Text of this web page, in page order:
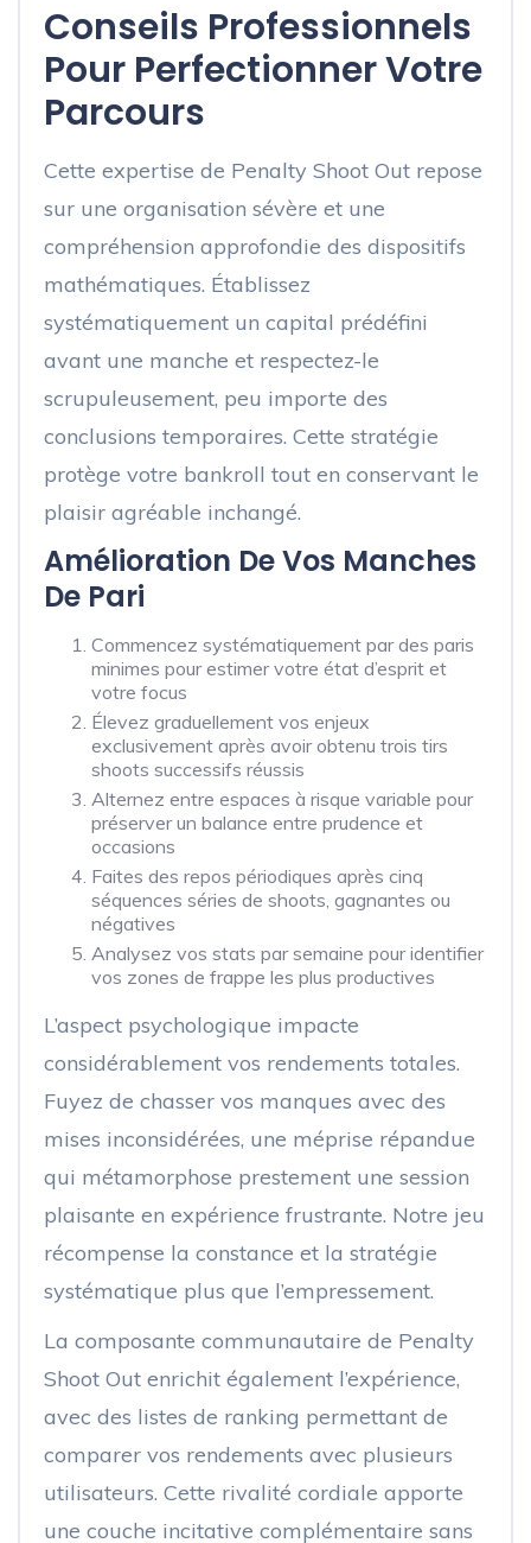
Conseils Professionnels
Pour Perfectionner Votre
Parcours
Cette expertise de Penalty Shoot Out repose
sur une organisation sévère et une
compréhension approfondie des dispositifs
mathématiques. Établissez
systématiquement un capital prédéfini
avant une manche et respectez-le
scrupuleusement, peu importe des
conclusions temporaires. Cette stratégie
protège votre bankroll tout en conservant le
plaisir agréable inchangé.
Amélioration De Vos Manches
De Pari
Commencez systématiquement par des paris
minimes pour estimer votre état d’esprit et
votre focus
Élevez graduellement vos enjeux
exclusivement après avoir obtenu trois tirs
shoots successifs réussis
Alternez entre espaces à risque variable pour
préserver un balance entre prudence et
occasions
Faites des repos périodiques après cinq
séquences séries de shoots, gagnantes ou
négatives
Analysez vos stats par semaine pour identifier
vos zones de frappe les plus productives
L’aspect psychologique impacte
considérablement vos rendements totales.
Fuyez de chasser vos manques avec des
mises inconsidérées, une méprise répandue
qui métamorphose prestement une session
plaisante en expérience frustrante. Notre jeu
récompense la constance et la stratégie
systématique plus que l’empressement.
La composante communautaire de Penalty
Shoot Out enrichit également l’expérience,
avec des listes de ranking permettant de
comparer vos rendements avec plusieurs
utilisateurs. Cette rivalité cordiale apporte
une couche incitative complémentaire sans